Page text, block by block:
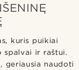
kuris puikiai
spalvai ir raštui.
geriausia naudoti